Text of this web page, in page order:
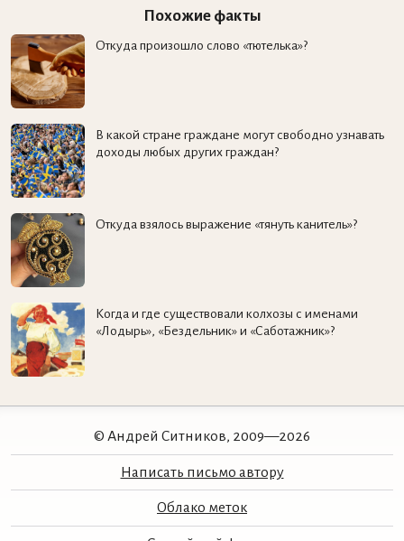
Похожие факты
Откуда произошло слово «тютелька»?
В какой стране граждане могут свободно узнавать
доходы любых других граждан?
Откуда взялось выражение «тянуть канитель»?
Когда и где существовали колхозы с именами
«Лодырь», «Бездельник» и «Саботажник»?
© Андрей Ситников, 2009—2026
Написать письмо автору
Облако меток